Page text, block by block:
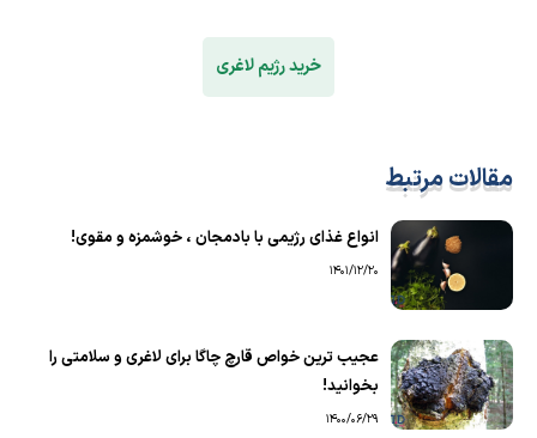
خرید رژیم لاغری
مقالات مرتبط
انواع غذای رژیمی با بادمجان ، خوشمزه و مقوی!
1401/12/20
عجیب ترین خواص قارچ چاگا برای لاغری و سلامتی را
بخوانید!
1400/06/29